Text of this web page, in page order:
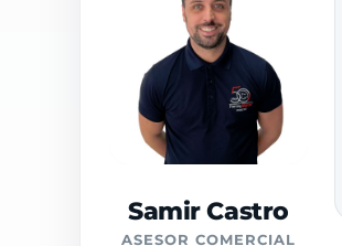
Samir Castro
ASESOR COMERCIAL